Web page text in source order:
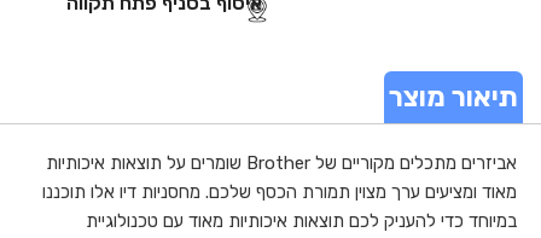
תיאור מוצר
אביזרים מתכלים מקוריים של Brother שומרים על תוצאות איכותיות
מאוד ומציעים ערך מצוין תמורת הכסף שלכם. מחסניות דיו אלו תוכננו
במיוחד כדי להעניק לכם תוצאות איכותיות מאוד עם טכנולוגיית